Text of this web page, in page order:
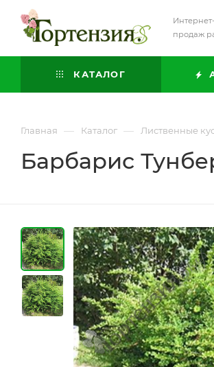
продаж
КАТАЛОГ
Главная — Каталог — Лиственные
Барбарис